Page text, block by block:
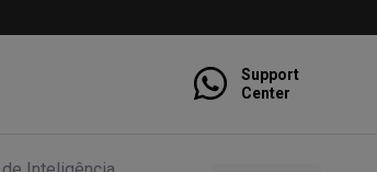
Support
Center